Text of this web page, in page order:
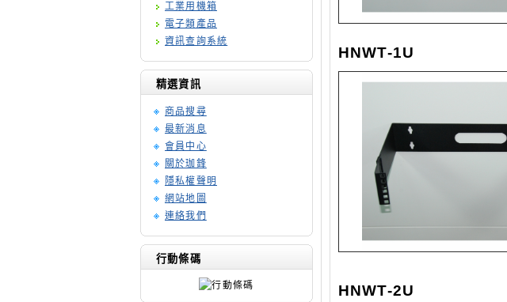
工業用機箱
電子類產品
資訊查詢系統
精選資訊
商品搜尋
最新消息
會員中心
關於珈鋒
隱私權聲明
網站地圖
連絡我們
行動條碼
HNWT-1U
HNWT-2U